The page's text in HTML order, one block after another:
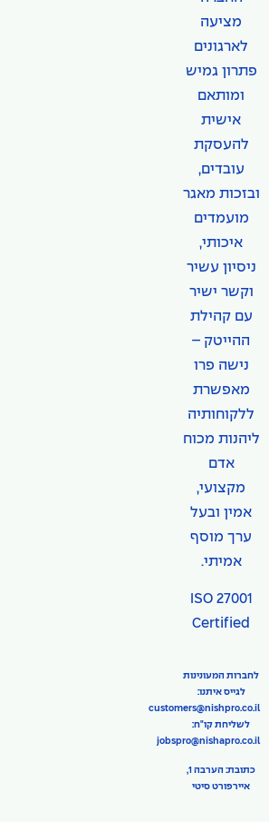
מציעה
לארגונים
פתרון גמיש
ומותאם
אישית
להעסקת
עובדים,
ובזכות מאגר
מועמדים
איכותי,
ניסיון עשיר
וקשר ישיר
עם קהילת
ההייטק –
נישה פרו
מאפשרת
ללקוחותיה
ליהנות מכוח
אדם
מקצועי,
אמין ובעל
ערך מוסף
אמיתי.
ISO 27001
Certified
לחברות המעונינות
לגייס איתנו:
customers@nishpro.co.il
לשליחת קו"ח:
jobspro@nishapro.co.il
כתובת: הערבה 1,
איירפורט סיטי